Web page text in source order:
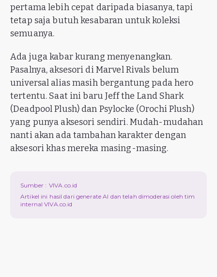
pertama lebih cepat daripada biasanya, tapi
tetap saja butuh kesabaran untuk koleksi
semuanya.
Ada juga kabar kurang menyenangkan.
Pasalnya, aksesori di Marvel Rivals belum
universal alias masih bergantung pada hero
tertentu. Saat ini baru Jeff the Land Shark
(Deadpool Plush) dan Psylocke (Orochi Plush)
yang punya aksesori sendiri. Mudah-mudahan
nanti akan ada tambahan karakter dengan
aksesori khas mereka masing-masing.
Sumber : VIVA.co.id
Artikel ini hasil dari generate AI dan telah dimoderasi oleh tim
internal VIVA.co.id